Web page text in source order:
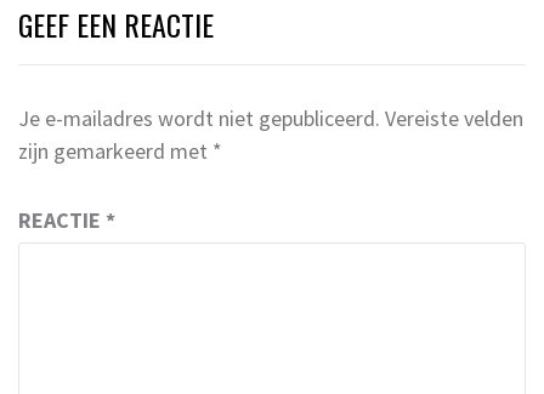
GEEF EEN REACTIE
Je e-mailadres wordt niet gepubliceerd. Vereiste velden
zijn gemarkeerd met *
REACTIE *